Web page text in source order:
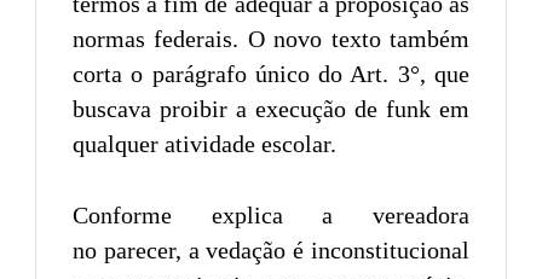
normas federais. O novo texto também
corta o parágrafo único do Art. 3°, que
buscava proibir a execução de funk em
qualquer atividade escolar.
Conforme explica a vereadora
no parecer, a vedação é inconstitucional